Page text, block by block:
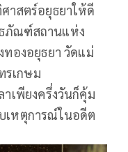
าสตร์อยุธยาให้ดี
ภัณฑ์สถานแห่ง
ทองอยุธยา วัดแม่
เกษม
เพียงครึ่งวันก็คุ้ม
เหตุการณ์ในอดีต